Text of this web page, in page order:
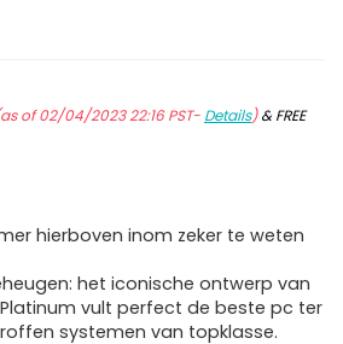
of 02/04/2023 22:16 PST- Details)&FREE
hierboven inom zeker te weten
het iconische ontwerp van
Platinum vult perfect de beste pc ter
systemen van topklasse.